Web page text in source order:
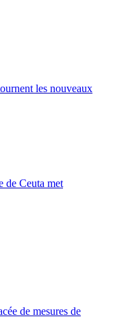
les nouveaux
de Ceuta met
de mesures de